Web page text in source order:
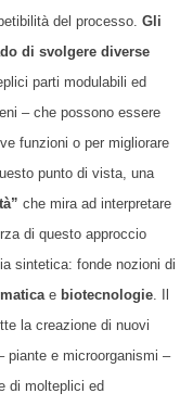
del processo. Gli
di svolgere diverse
parti modulabili ed
– che possono essere
funzioni o per migliorare
punto di vista, una
che mira ad interpretare
di questo approccio
sintetica: fonde nozioni di
e biotecnologie . Il
la creazione di nuovi
piante e microorganismi –
di molteplici ed